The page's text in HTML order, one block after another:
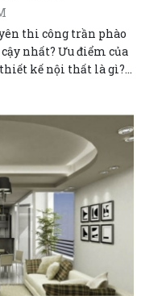
thi công trần phào
kế nội thất là gì?